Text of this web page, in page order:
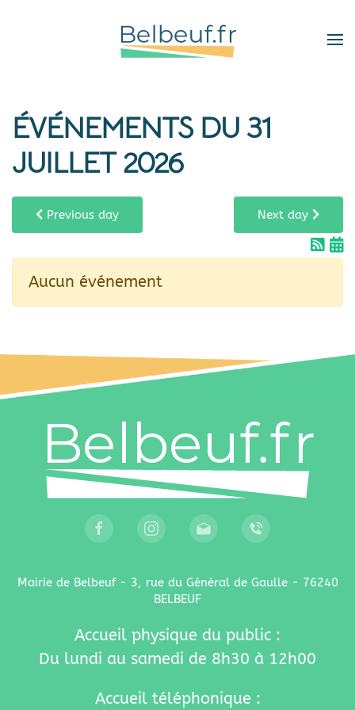
ÉVÉNEMENTS DU 31
JUILLET 2026
Previous day Next day
Aucun événement
Mairie de Belbeuf - 3, rue du Général de Gaulle - 76240
BELBEUF
Accueil physique du public :
Du lundi au samedi de 8h30 à 12h00
Accueil téléphonique :